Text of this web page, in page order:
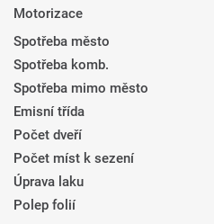
Motorizace
Spotřeba město
Spotřeba komb.
Spotřeba mimo město
Emisní třída
Počet dveří
Počet míst k sezení
Úprava laku
Polep folií